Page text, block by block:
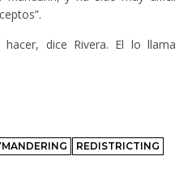
dice Rivera. El lo llama
REDISTRICTING